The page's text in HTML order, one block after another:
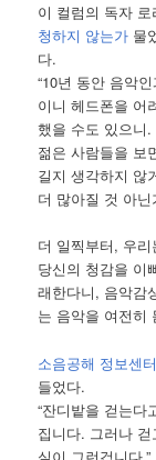
이 컬럼의 독자
청하지 않는가 물
다.
“10년 동안 음악
이니 헤드폰을 어
했을 수도 있으니
젊은 사람들을 보
길지 생각하지 않
더 많아질 것 아닌
더 일찍부터, 우
당신의 청감을 이
래한다니, 음악감
는 음악을 여전히
소음공해 정보센터
들었다.
“잔디밭을 걷는
집니다. 그러나
실이 그런겁니다.”